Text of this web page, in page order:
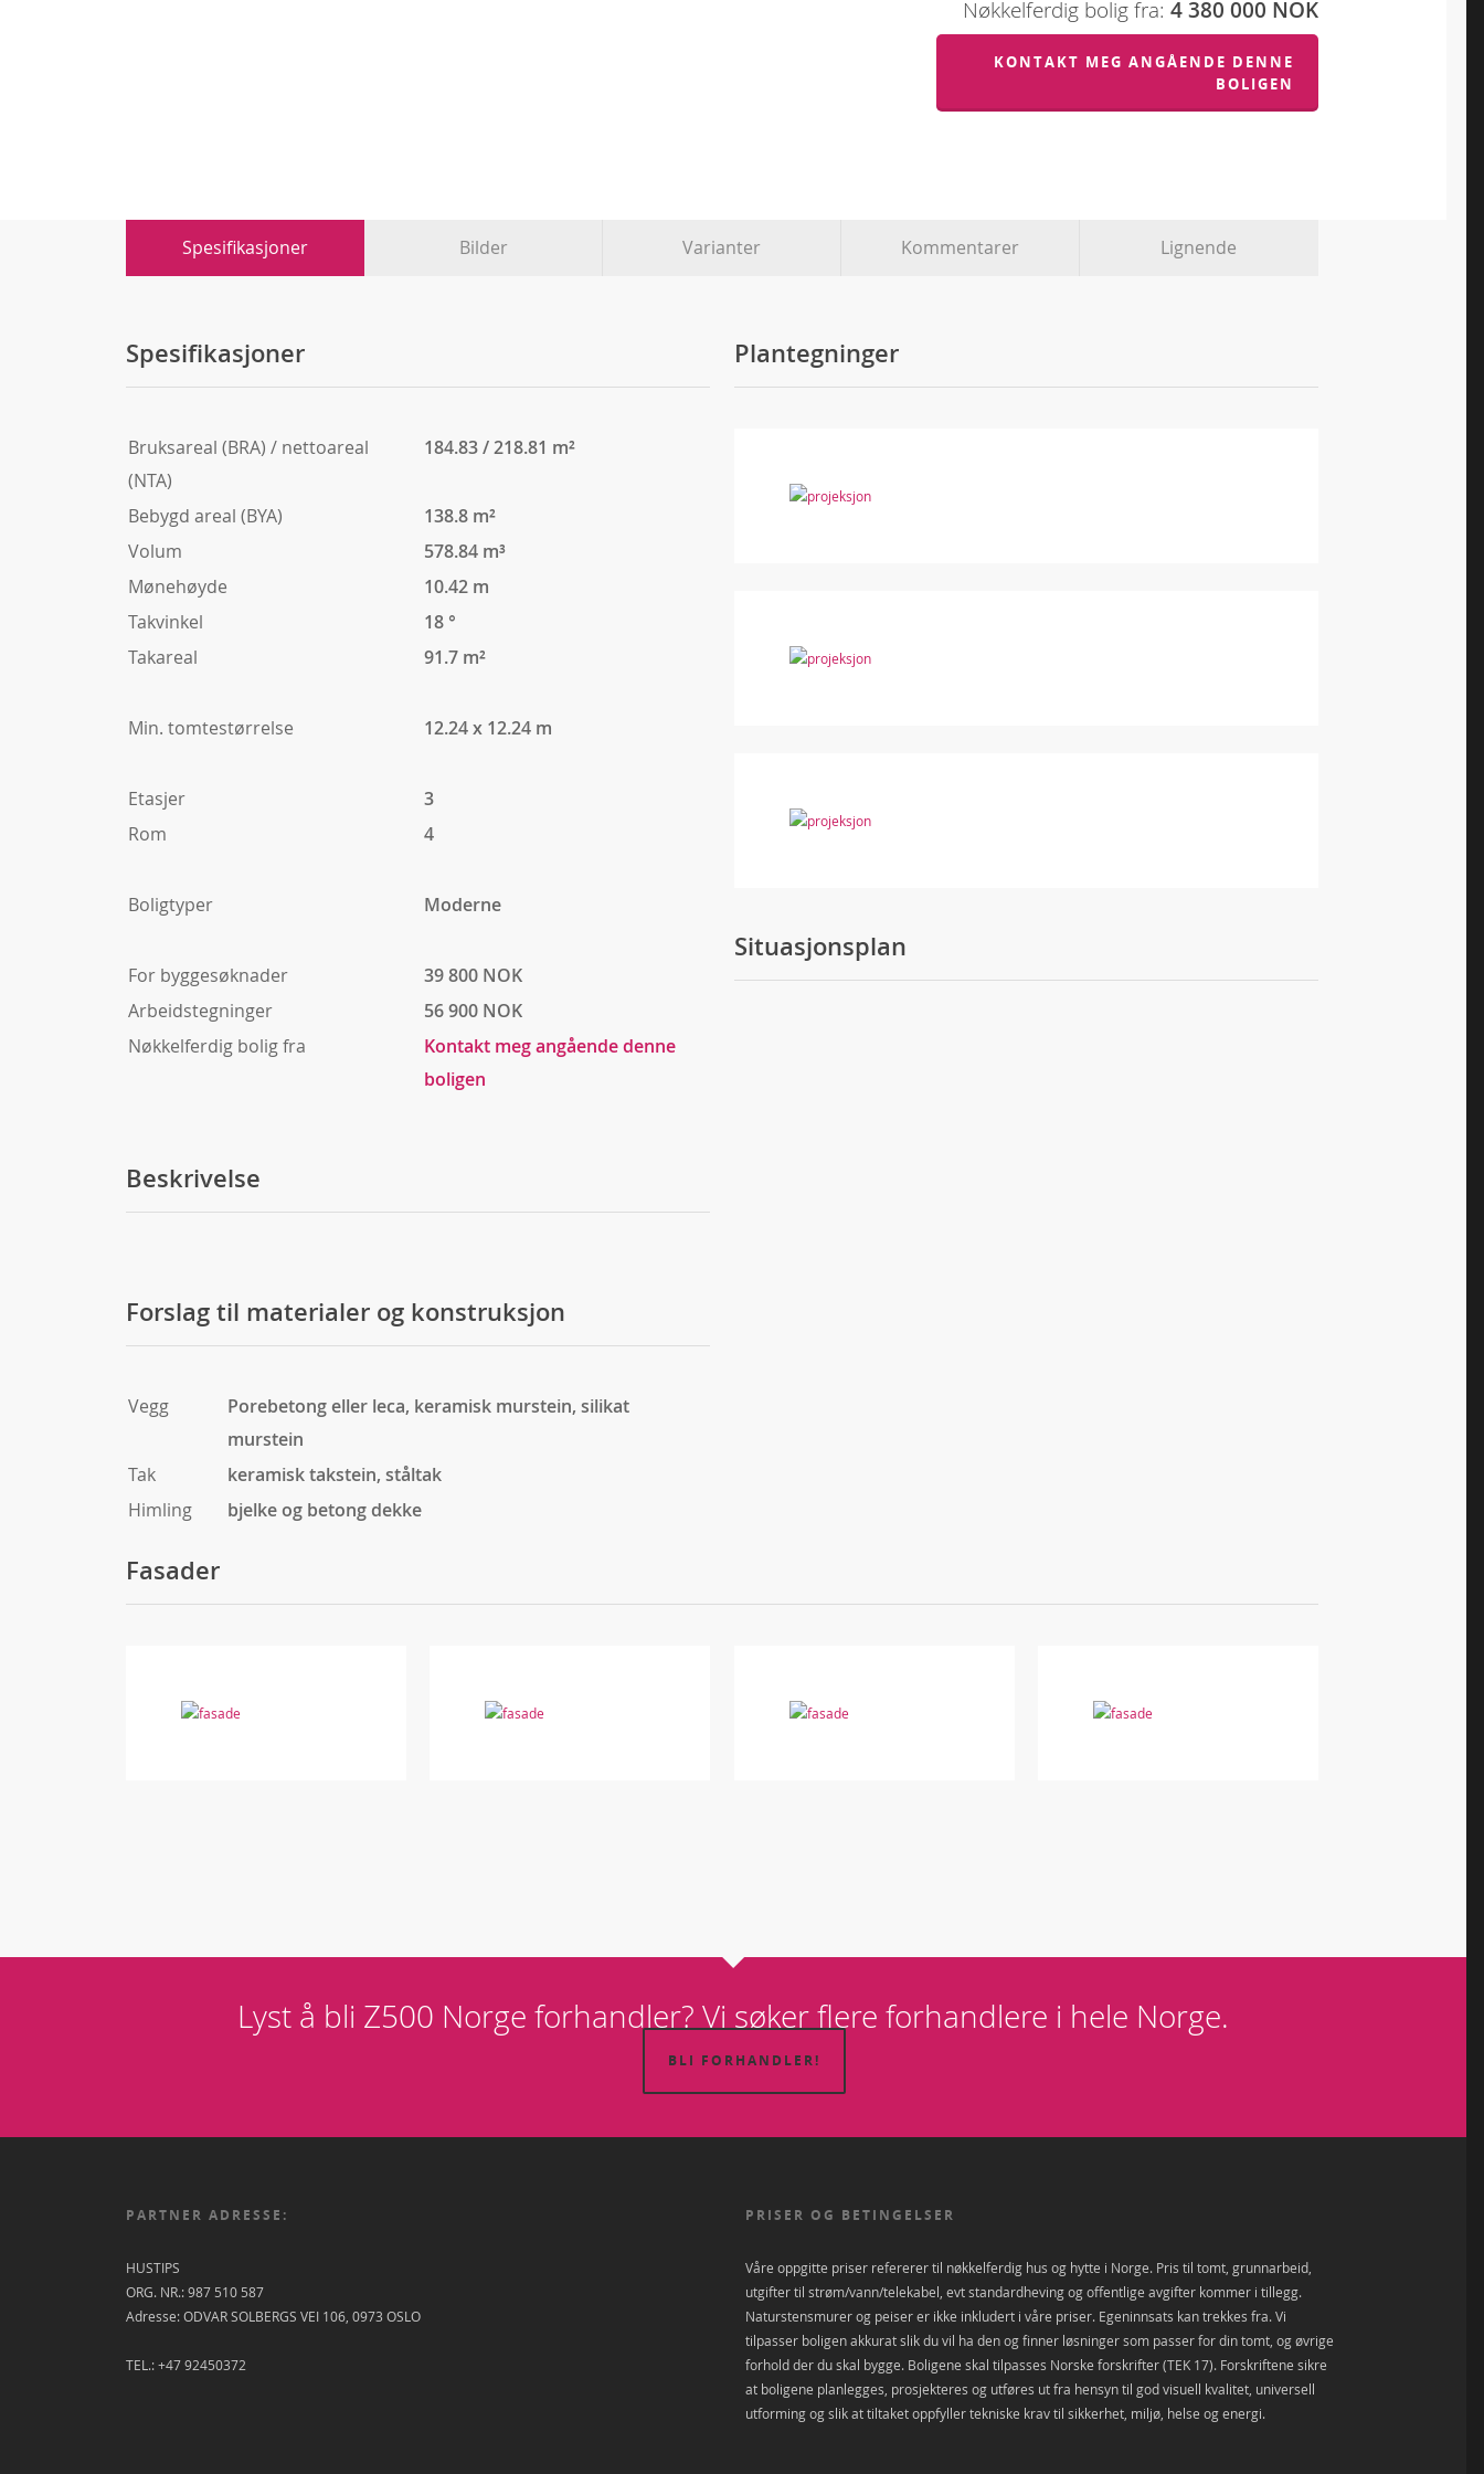
Nøkkelferdig bolig fra: 4 380 000 NOK
KONTAKT MEG ANGÅENDE DENNE
BOLIGEN
Spesifikasjoner Bilder Varianter Kommentarer Lignende
Spesifikasjoner
Bruksareal (BRA) / nettoareal
(NTA)
184.83 / 218.81 m²
Bebygd areal (BYA)
138.8 m²
Volum
578.84 m³
Mønehøyde
10.42 m
Takvinkel
18 °
Takareal
91.7 m²
Min. tomtestørrelse 12.24 x 12.24 m
Etasjer
3
Rom
4
Boligtyper Moderne
For byggesøknader
39 800 NOK
Arbeidstegninger
56 900 NOK
Nøkkelferdig bolig fra
Kontakt meg angående denne
boligen
Beskrivelse
Forslag til materialer og konstruksjon
Vegg
Porebetong eller leca, keramisk murstein, silikat
murstein
Tak
keramisk takstein, ståltak
Himling
bjelke og betong dekke
Plantegninger
Situasjonsplan
Fasader
Lyst å bli Z500 Norge forhandler? Vi søker flere forhandlere i hele Norge.
BLI FORHANDLER!
PARTNER ADRESSE:
HUSTIPS
ORG. NR.: 987 510 587
Adresse: ODVAR SOLBERGS VEI 106, 0973 OSLO
TEL.: +47 92450372
PRISER OG BETINGELSER
Våre oppgitte priser refererer til nøkkelferdig hus og hytte i Norge. Pris til tomt, grunnarbeid,
utgifter til strøm/vann/telekabel, evt standardheving og offentlige avgifter kommer i tillegg.
Naturstensmurer og peiser er ikke inkludert i våre priser. Egeninnsats kan trekkes fra. Vi
tilpasser boligen akkurat slik du vil ha den og finner løsninger som passer for din tomt, og øvrige
forhold der du skal bygge. Boligene skal tilpasses Norske forskrifter (TEK 17). Forskriftene sikre
at boligene planlegges, prosjekteres og utføres ut fra hensyn til god visuell kvalitet, universell
utforming og slik at tiltaket oppfyller tekniske krav til sikkerhet, miljø, helse og energi.